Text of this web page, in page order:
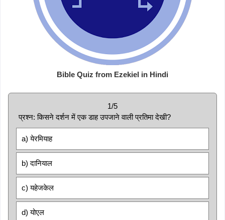
Bible Quiz from Ezekiel in Hindi
1/5
प्रश्न: किसने दर्शन में एक डाह उपजाने वाली प्रतिमा देखी?
a) येरमियाह
b) दानियाल
c) यहेजकेल
d) योएल